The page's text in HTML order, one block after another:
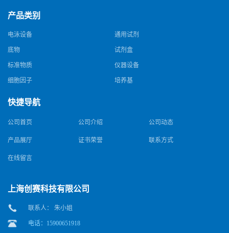
产品类别
电泳设备 通用试剂
底物 试剂盒
标准物质 仪器设备
细胞因子 培养基
快捷导航
公司首页 公司介绍 公司动态
产品展厅 证书荣誉 联系方式
在线留言
上海创赛科技有限公司
联系人： 朱小姐
电话：15900651918